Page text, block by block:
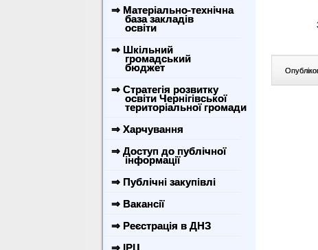
⇒ Матеріально-технічна
база закладів
освіти
⇒ Шкільний
громадський
бюджет
⇒ Стратегія розвитку
освіти Чернігівської
територіальної громади
⇒ Харчування
⇒ Доступ до публічної
інформації
⇒ Публічні закупівлі
⇒ Вакансії
⇒ Реєстрація в ДНЗ
⇒ ІРЦ